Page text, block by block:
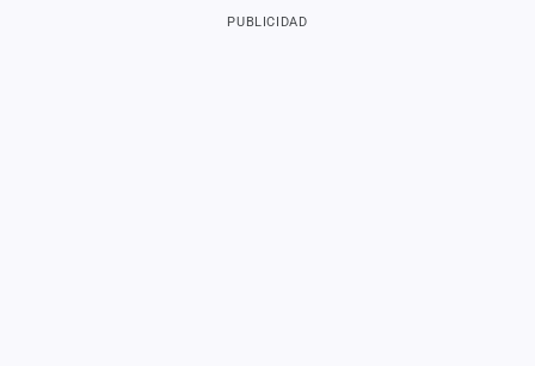
PUBLICIDAD